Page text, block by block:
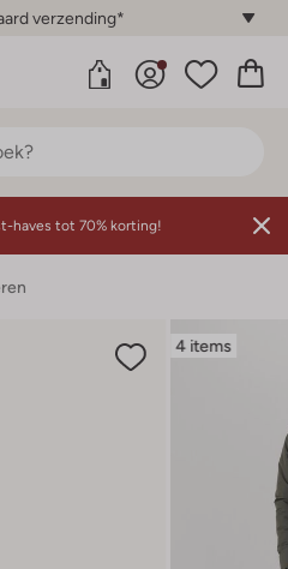
verzending*
haves tot 70% korting!
4 items